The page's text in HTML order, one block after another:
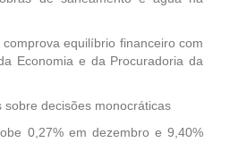
equilíbrio financeiro com
Economia e da Procuradoria da
decisões monocráticas
0,27% em dezembro e 9,40%